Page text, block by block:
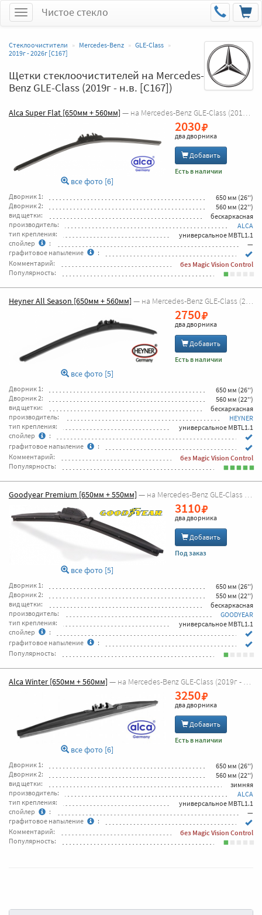
МенюЧистое стекло
Стеклоочистители Mercedes-Benz
GLE-Class
2019г - 2026г [C167]
Щетки стеклоочистителей на Mercedes-
Benz GLE-Class (2019г - н.в. [C167])
Alca Super Flat [650мм + 560мм] — на Mercedes-Benz GLE-Class (2019г - 2026г [C167])
все фото [6]
2030
два дворника
Добавить
Есть в наличии
Дворник 1:
650 мм (26'')
Дворник 2:
560 мм (22'')
вид щетки:
бескаркасная
производитель:
ALCA
тип крепления:
универсальное MBTL1.1
спойлер
:
—
графитовое напыление
:
Комментарий:
без Magic Vision Control
Популярность:
Heyner All Season [650мм + 560мм] — на Mercedes-Benz GLE-Class (2019г - 2026г [C167])
все фото [5]
2750
два дворника
Добавить
Есть в наличии
Дворник 1:
650 мм (26'')
Дворник 2:
560 мм (22'')
вид щетки:
бескаркасная
производитель:
HEYNER
тип крепления:
универсальное MBTL1.1
спойлер
:
графитовое напыление
:
Комментарий:
без Magic Vision Control
Популярность:
Goodyear Premium [650мм + 550мм] — на Mercedes-Benz GLE-Class (2019г - 2026г [C167])
все фото [5]
3110
два дворника
Добавить
Под заказ
Дворник 1:
650 мм (26'')
Дворник 2:
550 мм (22'')
вид щетки:
бескаркасная
производитель:
GOODYEAR
тип крепления:
универсальное MBTL1.1
спойлер
:
графитовое напыление
:
Популярность:
Alca Winter [650мм + 560мм] — на Mercedes-Benz GLE-Class (2019г - 2026г [C167])
все фото [6]
3250
два дворника
Добавить
Есть в наличии
Дворник 1:
650 мм (26'')
Дворник 2:
560 мм (22'')
вид щетки:
зимняя
производитель:
ALCA
тип крепления:
универсальное MBTL1.1
спойлер
:
—
графитовое напыление
:
Комментарий:
без Magic Vision Control
Популярность: